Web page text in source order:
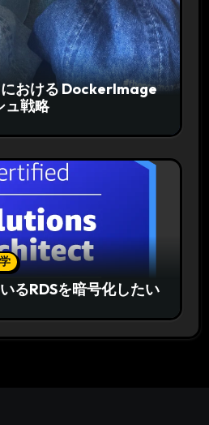
おける DockerImage
ュ戦略
るRDSを暗号化したい